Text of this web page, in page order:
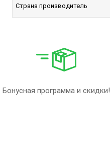
Страна производитель
Бонусная программа и скидки!